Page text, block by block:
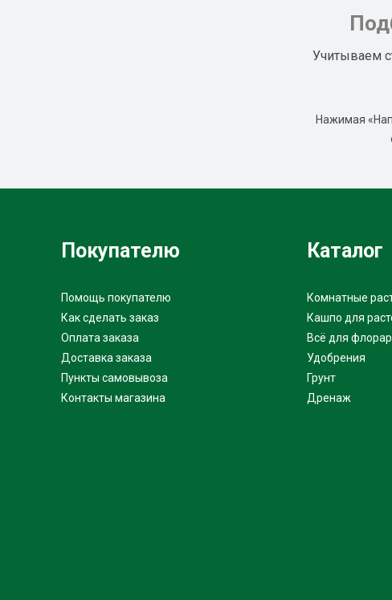
Учитываем
Нажимая
Покупателю
Помощь покупателю
Как сделать заказ
Оплата заказа
Доставка заказа
Пункты самовывоза
Контакты магазина
Каталог
Комнатные
Кашпо для
Всё для
Удобрения
Грунт
Дренаж